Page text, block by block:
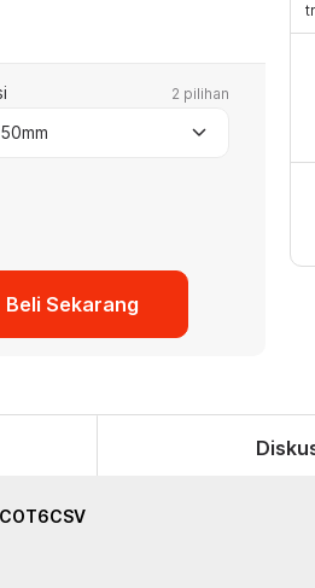
2 pilihan
keyboard_arrow_down
Beli Sekarang